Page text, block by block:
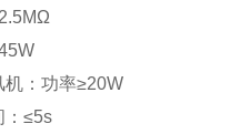
：功率≥20W
：≤5s